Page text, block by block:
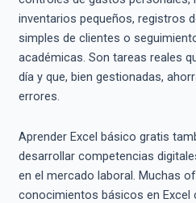
inventarios pequeños, registros
simples de clientes o
académicas. Son tareas reales
día y que, bien gestionadas,
errores.
Aprender Excel básico gratis
desarrollar competencias
en el mercado laboral. Muchas
conocimientos básicos en